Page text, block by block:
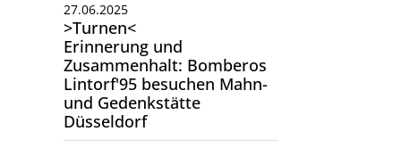
27.06.2025
>Turnen<
Erinnerung und
Zusammenhalt: Bomberos
Lintorf'95 besuchen Mahn-
und Gedenkstätte
Düsseldorf